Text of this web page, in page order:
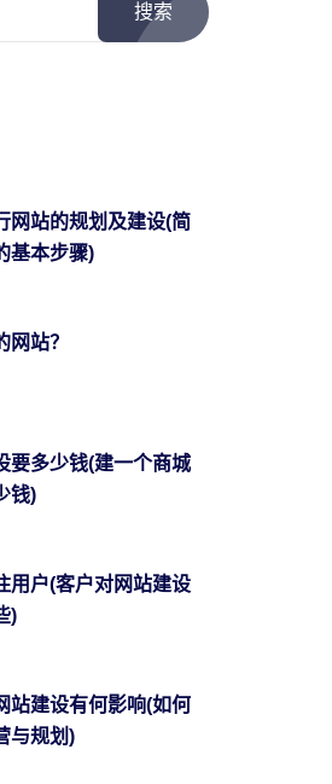
搜索
网站的规划及建设(简
基本步骤)
网站？
要多少钱(建一个商城
钱)
用户(客户对网站建设
)
站建设有何影响(如何
与规划)